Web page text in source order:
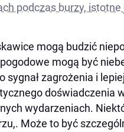
podczas burzy, istotne
mogą budzić
mogą być
sygnał zagrożenia i
doświadczenia
wydarzeniach.
Może to być